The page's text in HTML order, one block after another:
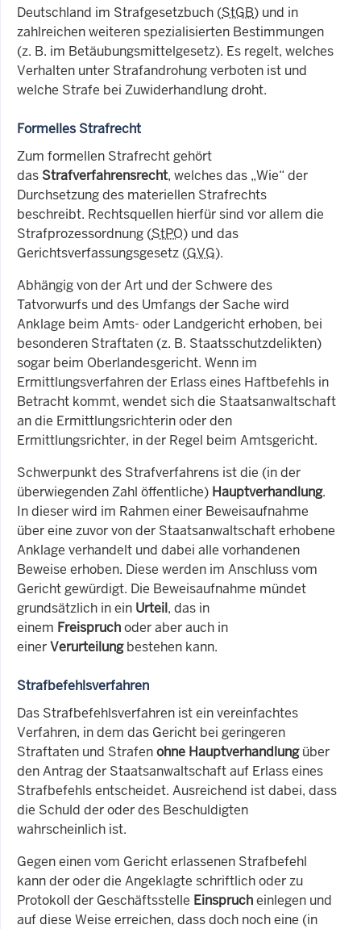
Deutschland im Strafgesetzbuch (StGB) und in
zahlreichen weiteren spezialisierten Bestimmungen
(z. B. im Betäubungsmittelgesetz). Es regelt, welches
Verhalten unter Strafandrohung verboten ist und
welche Strafe bei Zuwiderhandlung droht.
Formelles Strafrecht
Zum formellen Strafrecht gehört
das Strafverfahrensrecht, welches das „Wie“ der
Durchsetzung des materiellen Strafrechts
beschreibt. Rechtsquellen hierfür sind vor allem die
Strafprozessordnung (StPO) und das
Gerichtsverfassungsgesetz (GVG).
Abhängig von der Art und der Schwere des
Tatvorwurfs und des Umfangs der Sache wird
Anklage beim Amts- oder Landgericht erhoben, bei
besonderen Straftaten (z. B. Staatsschutzdelikten)
sogar beim Oberlandesgericht. Wenn im
Ermittlungsverfahren der Erlass eines Haftbefehls in
Betracht kommt, wendet sich die Staatsanwaltschaft
an die Ermittlungsrichterin oder den
Ermittlungsrichter, in der Regel beim Amtsgericht.
Schwerpunkt des Strafverfahrens ist die (in der
überwiegenden Zahl öffentliche) Hauptverhandlung.
In dieser wird im Rahmen einer Beweisaufnahme
über eine zuvor von der Staatsanwaltschaft erhobene
Anklage verhandelt und dabei alle vorhandenen
Beweise erhoben. Diese werden im Anschluss vom
Gericht gewürdigt. Die Beweisaufnahme mündet
grundsätzlich in ein Urteil, das in
einem Freispruchoder aber auch in
einerVerurteilungbestehen kann.
Strafbefehlsverfahren
Das Strafbefehlsverfahren ist ein vereinfachtes
Verfahren, in dem das Gericht bei geringeren
Straftaten und Strafenohne Hauptverhandlungüber
den Antrag der Staatsanwaltschaft auf Erlass eines
Strafbefehls entscheidet. Ausreichend ist dabei, dass
die Schuld der oder des Beschuldigten
wahrscheinlich ist.
Gegen einen vom Gericht erlassenen Strafbefehl
kann der oder die Angeklagte schriftlich oder zu
Protokoll der Geschäftsstelle Einsprucheinlegen und
auf diese Weise erreichen, dass doch noch eine (in